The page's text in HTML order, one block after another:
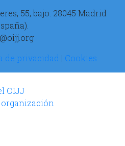
55, bajo. 28045 Madrid
de privacidad | Cookies
OIJJ